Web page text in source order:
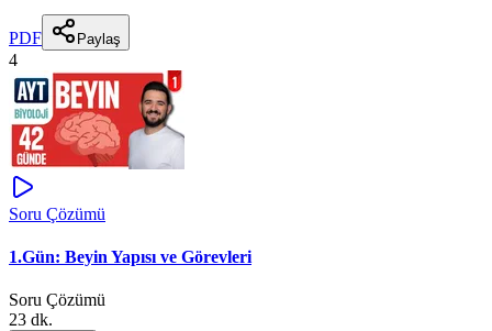
PDF Paylaş
4
Soru Çözümü
1.Gün: Beyin Yapısı ve Görevleri
Soru Çözümü
23 dk.